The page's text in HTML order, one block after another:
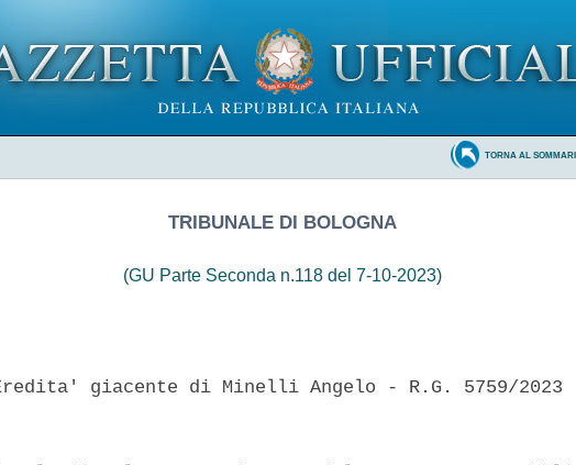
TORNA AL
TRIBUNALE DI BOLOGNA
(GU Parte Seconda n.118 del 7-10-2023)
giacente di Minelli Angelo - R.G. 5759/2023